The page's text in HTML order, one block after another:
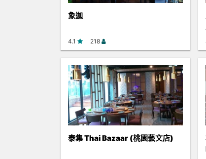
象迦
4.1 218
泰集 Thai Bazaar (桃園藝文店)